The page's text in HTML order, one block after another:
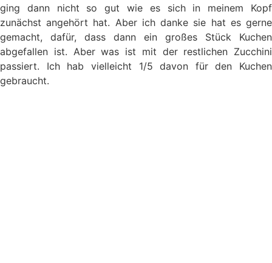
ging dann nicht so gut wie es sich in meinem Kopf
zunächst angehört hat. Aber ich danke sie hat es gerne
gemacht, dafür, dass dann ein großes Stück Kuchen
abgefallen ist. Aber was ist mit der restlichen Zucchini
passiert. Ich hab vielleicht 1/5 davon für den Kuchen
gebraucht.